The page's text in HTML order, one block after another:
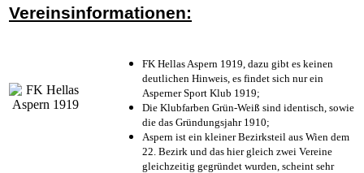
Vereinsinformationen:
FK Hellas Aspern 1919, dazu gibt es keinen
deutlichen Hinweis, es findet sich nur ein
Asperner Sport Klub 1919;
Die Klubfarben Grün-Weiß sind identisch, sowie
die das Gründungsjahr 1910;
Aspern ist ein kleiner Bezirksteil aus Wien dem
22. Bezirk und das hier gleich zwei Vereine
gleichzeitig gegründet wurden, scheint sehr